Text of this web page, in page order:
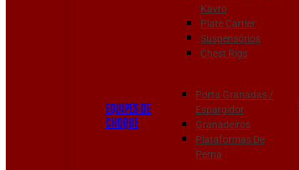
Kavro
Plate Carrier
Suspensórios
Chest Rigs
EQUIPES DE
CHOQUE
Porta Granadas /
Espargidor
Granadeiros
Plataformas De
Perna